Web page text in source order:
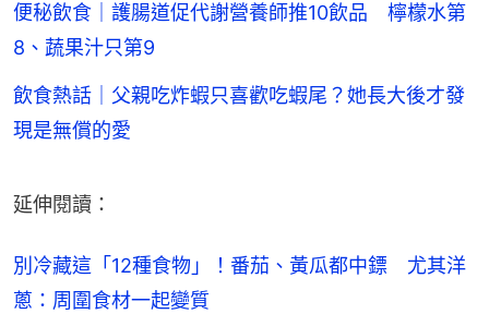
便秘飲食｜護腸道促代謝營養師推10飲品 檸檬水第
8、蔬果汁只第9
飲食熱話｜父親吃炸蝦只喜歡吃蝦尾？她長大後才發
現是無償的愛
延伸閱讀：
別冷藏這「12種食物」！番茄、黃瓜都中鏢　尤其洋
蔥：周圍食材一起變質